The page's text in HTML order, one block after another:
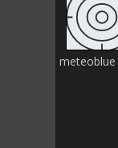
meteoblue